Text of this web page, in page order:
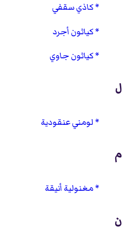
كاذي سقفي
كياثون أجرد
كياثون جاوي
ل
لومني عنقودية
م
مغنولية أنيقة
ن